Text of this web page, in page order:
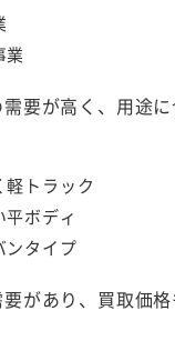
業
要が高く、用途
トラック
ボディ
ンタイプ
があり、買取価